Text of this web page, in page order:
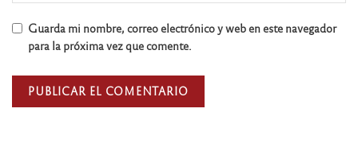
Guarda mi nombre, correo electrónico y web en este navegador
para la próxima vez que comente.